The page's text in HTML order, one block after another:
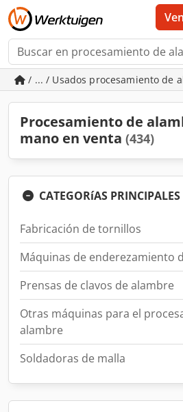
/ ... / Usados procesamiento de
Procesamiento de
mano en venta (434)
CATEGORíAS PRINCIPALES
Fabricación de tornillos
Máquinas de enderezamiento
Prensas de clavos de alambre
Otras máquinas para el
alambre
Soldadoras de malla